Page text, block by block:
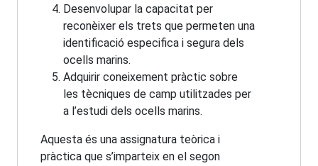
Desenvolupar la capacitat per
reconèixer els trets que permeten una
identificació especifica i segura dels
ocells marins.
Adquirir coneixement pràctic sobre
les tècniques de camp utilitzades per
a l’estudi dels ocells marins.
Aquesta és una assignatura teòrica i
pràctica que s’imparteix en el segon